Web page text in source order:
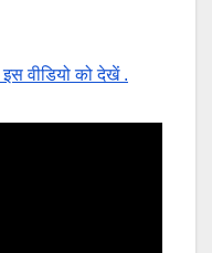
वीडियो को देखें .